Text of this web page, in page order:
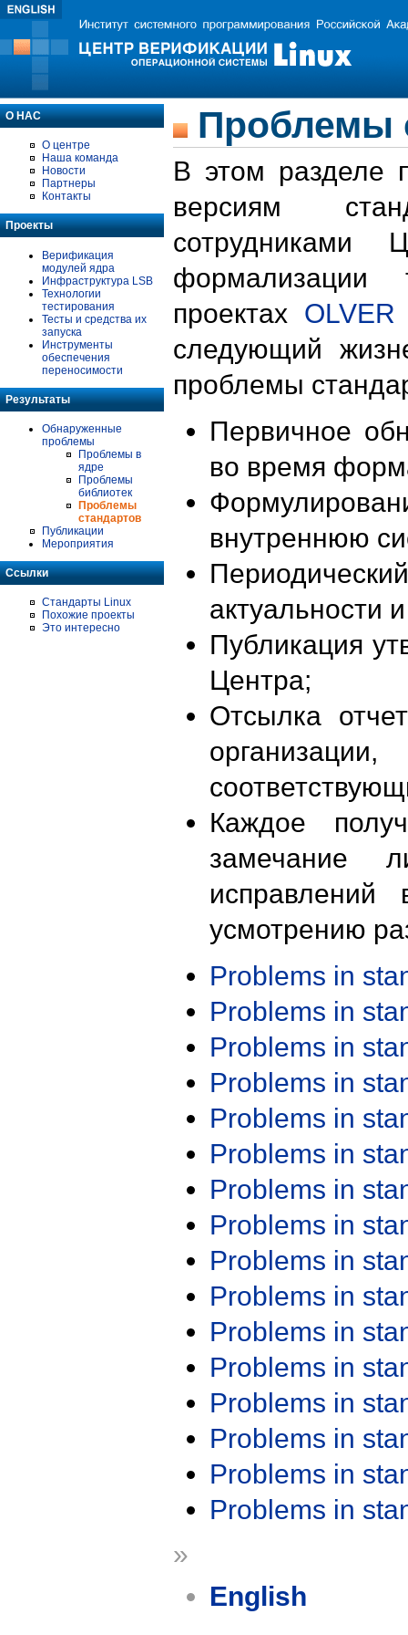
О НАС
О центре
Наша команда
Новости
Партнеры
Контакты
Проекты
Верификация
модулей ядра
Инфраструктура LSB
Технологии
тестирования
Тесты и средства их
запуска
Инструменты
обеспечения
переносимости
Результаты
Обнаруженные
проблемы
Проблемы в
ядре
Проблемы
библиотек
Проблемы
стандартов
Публикации
Мероприятия
Ссылки
Стандарты Linux
Похожие проекты
Это интересно
Проблемы
В этом разделе
версиям
формализации
проектах OLVER
следующий
проблемы
Первичное
во время
внутреннюю
актуальности
Публикация
Центра;
Отсылка
Каждое
замечание
исправлений
усмотрению
Problems in
Problems in
Problems in
Problems in
Problems in
Problems in
Problems in
Problems in
Problems in
Problems in
Problems in
Problems in
Problems in
Problems in
Problems in
Problems in
»
English